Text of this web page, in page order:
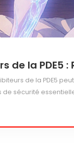
de la PDE5
de la PDE5
de sécurité